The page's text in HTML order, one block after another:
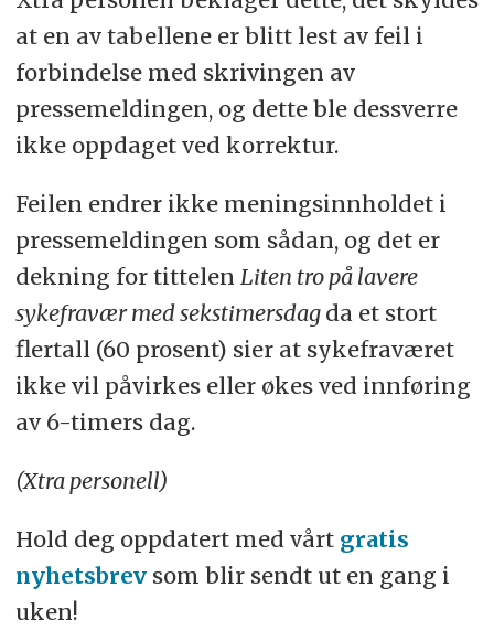
at en av tabellene er blitt lest av feil i
forbindelse med skrivingen av
pressemeldingen, og dette ble dessverre
ikke oppdaget ved korrektur.
Feilen endrer ikke meningsinnholdet i
pressemeldingen som sådan, og det er
dekning for tittelen Liten tro på lavere
sykefravær med sekstimersdag da et stort
flertall (60 prosent) sier at sykefraværet
ikke vil påvirkes eller økes ved innføring
av 6-timers dag.
(Xtra personell)
Hold deg oppdatert med vårt gratis
nyhetsbrevsom blir sendt ut en gang i
uken!